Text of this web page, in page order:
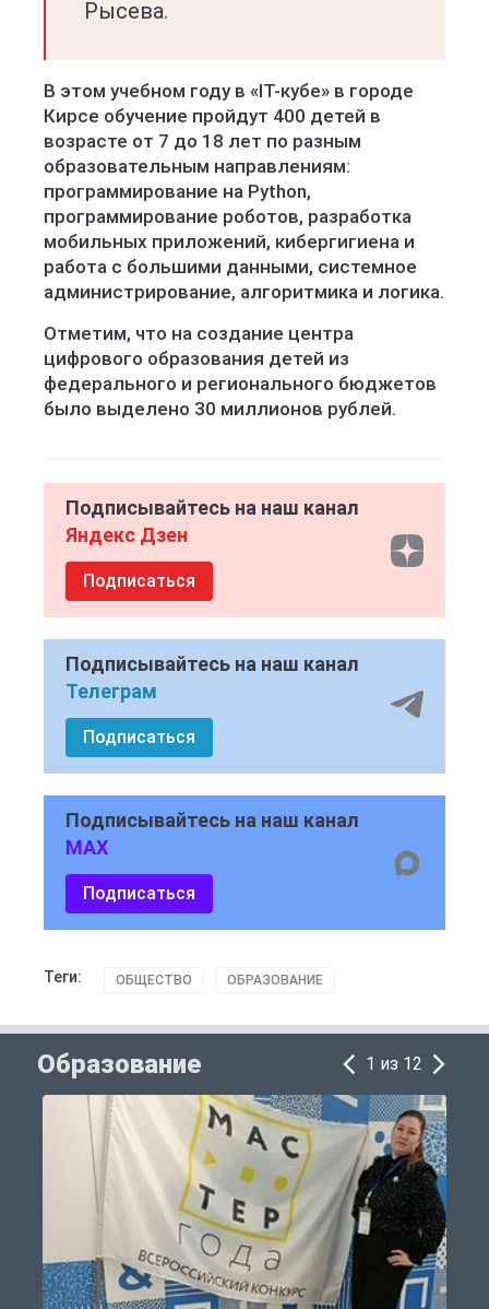
Рысева.
В этом учебном году в «IT-кубе» в городе
Кирсе обучение пройдут 400 детей в
возрасте от 7 до 18 лет по разным
образовательным направлениям:
программирование на Python,
программирование роботов, разработка
мобильных приложений, кибергигиена и
работа с большими данными, системное
администрирование, алгоритмика и логика.
Отметим, что на создание центра
цифрового образования детей из
федерального и регионального бюджетов
было выделено 30 миллионов рублей.
Подписывайтесь на наш канал
Яндекс Дзен
Подписаться
Подписывайтесь на наш канал
Телеграм
Подписаться
Подписывайтесь на наш канал
MAX
Подписаться
Теги: ОБЩЕСТВО ОБРАЗОВАНИЕ
Образование 1 из 12